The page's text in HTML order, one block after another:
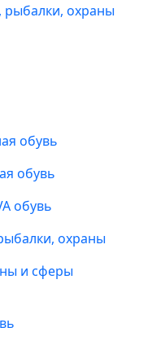
рыбалки, охраны
обувь
обувь
обувь
охраны
и сферы